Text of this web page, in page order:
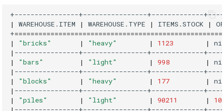
| WAREHOUSE.ITEM | WAREHOUSE.TYPE | ITEMS.STOCK |
+
|
"bricks" | "heavy" | 1123 |
| ----------------+----------------+-------------
|
"bars" | "light" | 998 |
| ----------------+----------------+-------------
|
"blocks" | "heavy" | 177 |
| ----------------+----------------+-------------
|
"piles" | "light" | 90211 |